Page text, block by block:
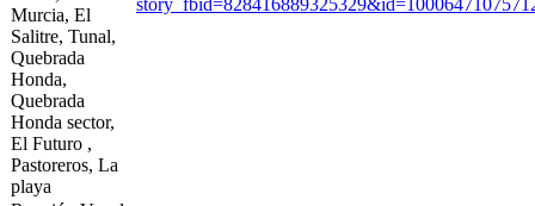
Murcia, El
Salitre, Tunal,
Quebrada
Honda,
Quebrada
Honda sector,
El Futuro ,
Pastoreros, La
playa